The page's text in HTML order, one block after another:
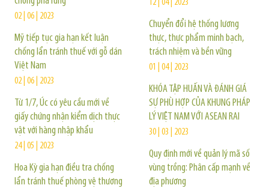
02 | 06 | 2023
Mỹ tiếp tục gia hạn kết luận
chống lẩn tránh thuế với gỗ dán
Việt Nam
02 | 06 | 2023
Từ 1/7, Úc có yêu cầu mới về
giấy chứng nhận kiểm dịch thực
vật với hàng nhập khẩu
24 | 05 | 2023
Hoa Kỳ gia hạn điều tra chống
lẩn tránh thuế phòng vệ thương
12 | 04 | 2023
Chuyển đổi hệ thống lương
thực, thực phẩm minh bạch,
trách nhiệm và bền vững
01 | 04 | 2023
KHÓA TẬP HUẤN VÀ ĐÁNH GIÁ
SỰ PHÙ HỢP CỦA KHUNG PHÁP
LÝ VIỆT NAM VỚI ASEAN RAI
30 | 03 | 2023
Quy định mới về quản lý mã số
vùng trồng: Phân cấp mạnh về
địa phương